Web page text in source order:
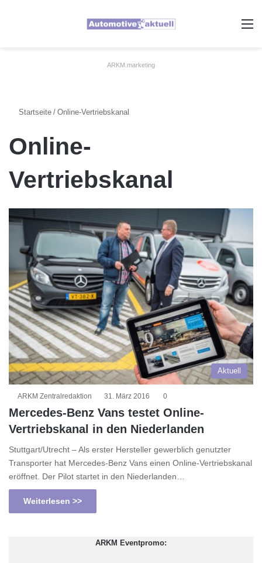
ARKM.marketing
Startseite / Online-Vertriebskanal
Online-
Vertriebskanal
Aktuell
ARKM Zentralredaktion 31. März 2016 0
Mercedes-Benz Vans testet Online-
Vertriebskanal in den Niederlanden
Stuttgart/Utrecht – Als erster Hersteller gewerblich genutzter
Transporter hat Mercedes-Benz Vans einen Online-Vertriebskanal
eröffnet. Der Pilot startet in den Niederlanden…
Weiterlesen >>
ARKM Eventpromo: